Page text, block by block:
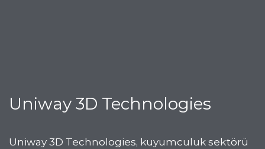
Uniway 3D Technologies
Uniway 3D Technologies, kuyumculuk sektörü